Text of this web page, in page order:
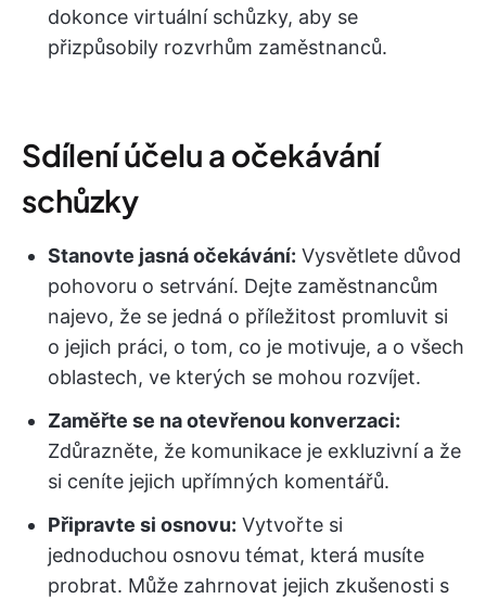
dokonce virtuální schůzky, aby se
přizpůsobily rozvrhům zaměstnanců.
Sdílení účelu a očekávání
schůzky
Stanovte jasná očekávání: Vysvětlete důvod
pohovoru o setrvání. Dejte zaměstnancům
najevo, že se jedná o příležitost promluvit si
o jejich práci, o tom, co je motivuje, a o všech
oblastech, ve kterých se mohou rozvíjet.
Zaměřte se na otevřenou konverzaci:
Zdůrazněte, že komunikace je exkluzivní a že
si ceníte jejich upřímných komentářů.
Připravte si osnovu: Vytvořte si
jednoduchou osnovu témat, která musíte
probrat. Může zahrnovat jejich zkušenosti s